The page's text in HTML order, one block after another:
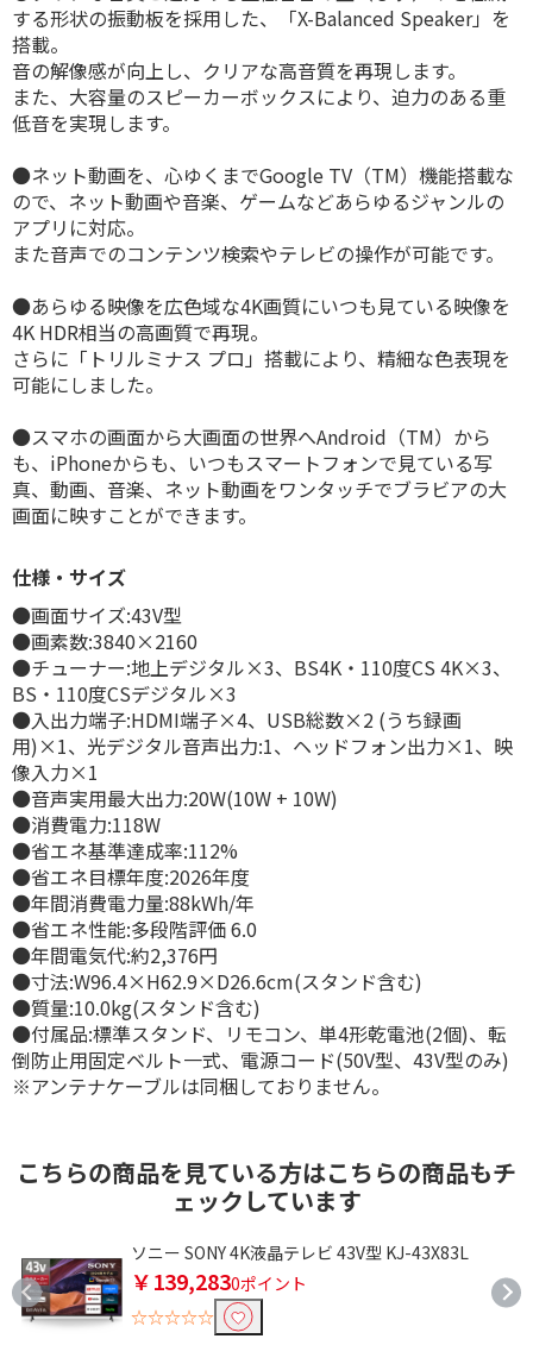
する形状の振動板を採用した、「X-Balanced Speaker」を
搭載。
音の解像感が向上し、クリアな高音質を再現します。
また、大容量のスピーカーボックスにより、迫力のある重
低音を実現します。
●ネット動画を、心ゆくまでGoogle TV（TM）機能搭載な
ので、ネット動画や音楽、ゲームなどあらゆるジャンルの
アプリに対応。
また音声でのコンテンツ検索やテレビの操作が可能です。
●あらゆる映像を広色域な4K画質にいつも見ている映像を
4K HDR相当の高画質で再現。
さらに「トリルミナス プロ」搭載により、精細な色表現を
可能にしました。
●スマホの画面から大画面の世界へAndroid（TM）から
も、iPhoneからも、いつもスマートフォンで見ている写
真、動画、音楽、ネット動画をワンタッチでブラビアの大
画面に映すことができます。
仕様・サイズ
●画面サイズ:43V型
●画素数:3840×2160
●チューナー:地上デジタル×3、BS4K・110度CS 4K×3、
BS・110度CSデジタル×3
●入出力端子:HDMI端子×4、USB総数×2 (うち録画
用)×1、光デジタル音声出力:1、ヘッドフォン出力×1、映
像入力×1
●音声実用最大出力:20W(10W + 10W)
●消費電力:118W
●省エネ基準達成率:112%
●省エネ目標年度:2026年度
●年間消費電力量:88kWh/年
●省エネ性能:多段階評価 6.0
●年間電気代:約2,376円
●寸法:W96.4×H62.9×D26.6cm(スタンド含む)
●質量:10.0kg(スタンド含む)
●付属品:標準スタンド、リモコン、単4形乾電池(2個)、転
倒防止用固定ベルト一式、電源コード(50V型、43V型のみ)
※アンテナケーブルは同梱しておりません。
こちらの商品を見ている方はこちらの商品もチ
ェックしています
ソニー SONY 4K液晶テレビ 43V型 KJ-43X83L
￥139,2830ポイント
☆☆☆☆☆